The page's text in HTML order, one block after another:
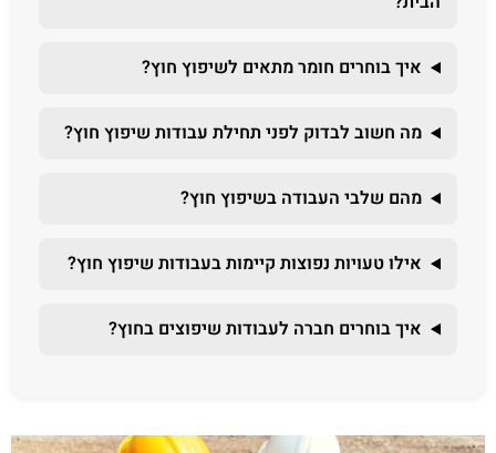
איך בוחרים חומר מתאים לשיפוץ חוץ?
מה חשוב לבדוק לפני תחילת עבודות שיפוץ חוץ?
מהם שלבי העבודה בשיפוץ חוץ?
אילו טעויות נפוצות קיימות בעבודות שיפוץ חוץ?
איך בוחרים חברה לעבודות שיפוצים בחוץ?